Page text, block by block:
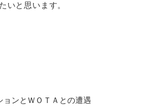
いと思います。
ョンとＷＯＴＡとの遭遇